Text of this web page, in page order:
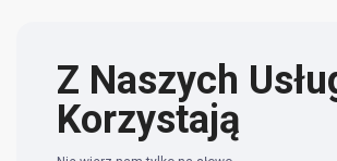
Z Naszych
Korzystają